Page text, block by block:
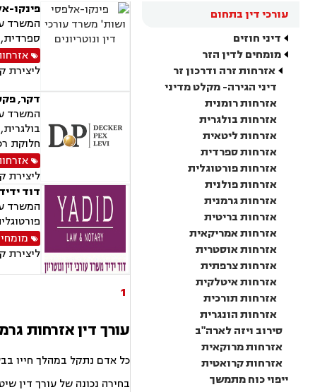
עורכי דין בתחום
דיני חוזים
מומחים לדין הזר
אזרחות זרה ודרכון זר
דיני הגירה- מקלט מדיני
אזרחות רומנית
אזרחות בולגרית
אזרחות ליטאית
אזרחות ספרדית
אזרחות פורטוגלית
אזרחות פולנית
אזרחות גרמנית
אזרחות בריטית
אזרחות אמריקאית
אזרחות אוסטרית
אזרחות צרפתית
אזרחות איטלקית
אזרחות תורכית
אזרחות הונגרית
סירוב ויזה לארה"ב
אזרחות מרוקאית
אזרחות קרואטית
ייפוי כוח מתמשך
פינקו-
המשרד
ספרדית,
ליצירת
דקר,
המשרד
חלוקת
ליצירת
דוד
המשרד
ליצירת
1
עורך דין אזרחות
כל אדם נתקל במהלך חייו
בחירה נכונה של עורך דין